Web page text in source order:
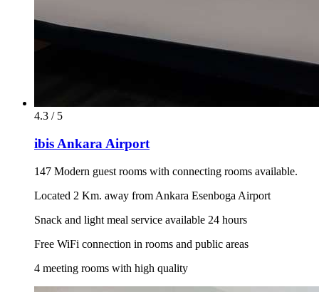
4.3 / 5
ibis Ankara Airport
147 Modern guest rooms with connecting rooms available.
Located 2 Km. away from Ankara Esenboga Airport
Snack and light meal service available 24 hours
Free WiFi connection in rooms and public areas
4 meeting rooms with high quality